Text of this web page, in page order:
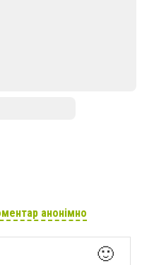
анонімно
🙂